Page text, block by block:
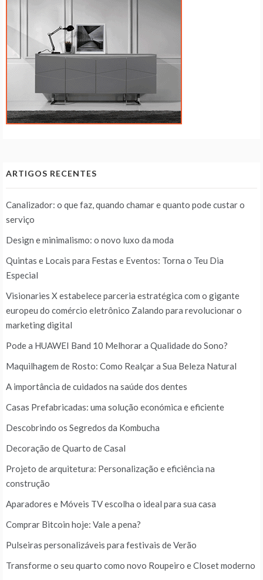
ARTIGOS RECENTES
Canalizador: o que faz, quando chamar e quanto pode custar o
serviço
Design e minimalismo: o novo luxo da moda
Quintas e Locais para Festas e Eventos: Torna o Teu Dia
Especial
Visionaries X estabelece parceria estratégica com o gigante
europeu do comércio eletrônico Zalando para revolucionar o
marketing digital
Pode a HUAWEI Band 10 Melhorar a Qualidade do Sono?
Maquilhagem de Rosto: Como Realçar a Sua Beleza Natural
A importância de cuidados na saúde dos dentes
Casas Prefabricadas: uma solução económica e eficiente
Descobrindo os Segredos da Kombucha
Decoração de Quarto de Casal
Projeto de arquitetura: Personalização e eficiência na
construção
Aparadores e Móveis TV escolha o ideal para sua casa
Comprar Bitcoin hoje: Vale a pena?
Pulseiras personalizáveis para festivais de Verão
Transforme o seu quarto como novo Roupeiro e Closet moderno